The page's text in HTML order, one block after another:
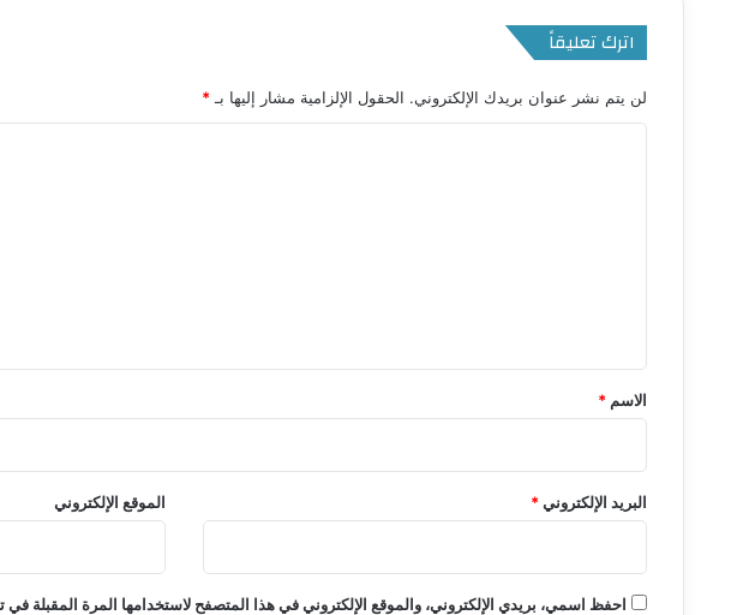
اترك تعليقاً
لن يتم نشر عنوان بريدك الإلكتروني. الحقول الإلزامية مشار إليها بـ *
*
الاسم *
البريد الإلكتروني* الموقع الإلكتروني
احفظ اسمي، بريدي الإلكتروني، والموقع الإلكتروني في هذا المتصفح لاستخدامها المرة المقبلة في